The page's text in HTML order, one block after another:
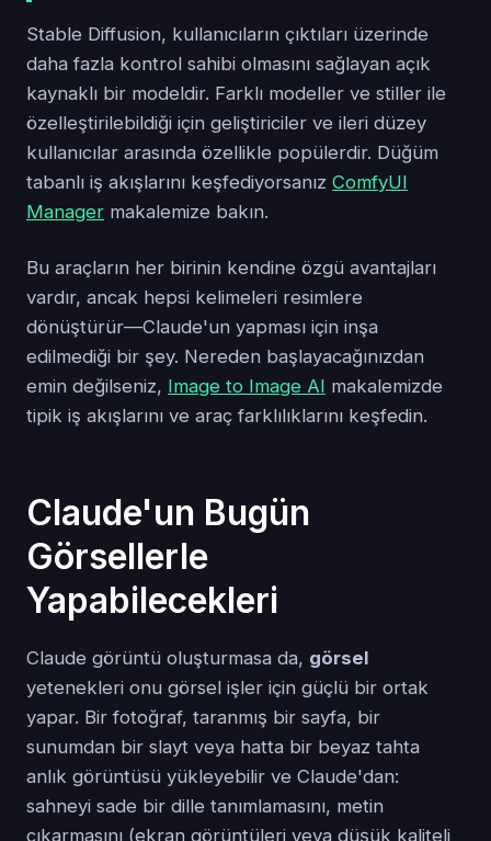
Stable Diffusion, kullanıcıların çıktıları üzerinde
daha fazla kontrol sahibi olmasını sağlayan açık
kaynaklı bir modeldir. Farklı modeller ve stiller ile
özelleştirilebildiği için geliştiriciler ve ileri düzey
kullanıcılar arasında özellikle popülerdir. Düğüm
tabanlı iş akışlarını keşfediyorsanız ComfyUI
Manager makalemize bakın.
Bu araçların her birinin kendine özgü avantajları
vardır, ancak hepsi kelimeleri resimlere
dönüştürür—Claude'un yapması için inşa
edilmediği bir şey. Nereden başlayacağınızdan
emin değilseniz, Image to Image AI makalemizde
tipik iş akışlarını ve araç farklılıklarını keşfedin.
Claude'un Bugün
Görsellerle
Yapabilecekleri
Claude görüntü oluşturmasa da, görsel
yetenekleri onu görsel işler için güçlü bir ortak
yapar. Bir fotoğraf, taranmış bir sayfa, bir
sunumdan bir slayt veya hatta bir beyaz tahta
anlık görüntüsü yükleyebilir ve Claude'dan:
sahneyi sade bir dille tanımlamasını, metin
çıkarmasını (ekran görüntüleri veya düşük kaliteli